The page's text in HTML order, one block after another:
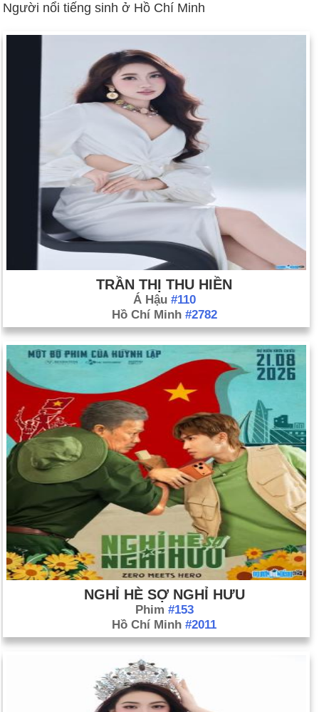
Người nổi tiếng sinh ở Hồ Chí Minh
TRẦN THỊ THU HIỀN
Á Hậu #110
Hồ Chí Minh #2782
NGHỈ HÈ SỢ NGHỈ HƯU
Phim #153
Hồ Chí Minh #2011